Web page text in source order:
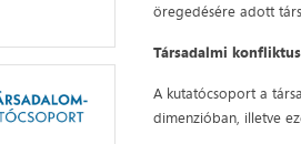
öregedésére adott
Társadalmi
A kutatócsoport a
dimenzióban, illetve